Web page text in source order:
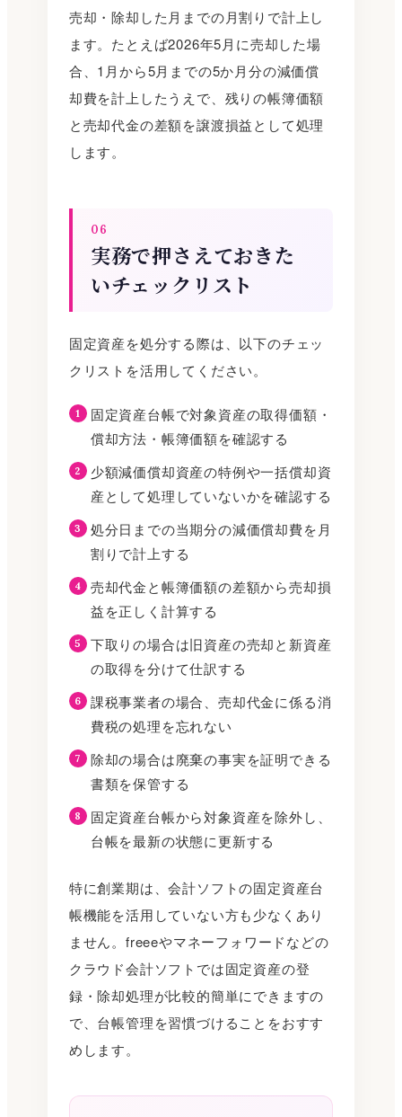
売却・除却した月までの月割りで計上し
ます。たとえば2026年5月に売却した場
合、1月から5月までの5か月分の減価償
却費を計上したうえで、残りの帳簿価額
と売却代金の差額を譲渡損益として処理
します。
06
実務で押さえておきた
いチェックリスト
固定資産を処分する際は、以下のチェッ
クリストを活用してください。
固定資産台帳で対象資産の取得価額・
償却方法・帳簿価額を確認する
少額減価償却資産の特例や一括償却資
産として処理していないかを確認する
処分日までの当期分の減価償却費を月
割りで計上する
売却代金と帳簿価額の差額から売却損
益を正しく計算する
下取りの場合は旧資産の売却と新資産
の取得を分けて仕訳する
課税事業者の場合、売却代金に係る消
費税の処理を忘れない
除却の場合は廃棄の事実を証明できる
書類を保管する
固定資産台帳から対象資産を除外し、
台帳を最新の状態に更新する
特に創業期は、会計ソフトの固定資産台
帳機能を活用していない方も少なくあり
ません。freeeやマネーフォワードなどの
クラウド会計ソフトでは固定資産の登
録・除却処理が比較的簡単にできますの
で、台帳管理を習慣づけることをおすす
めします。